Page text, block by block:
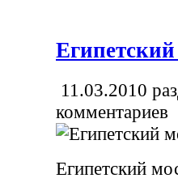
11.03.2010
комментариев
Египетский